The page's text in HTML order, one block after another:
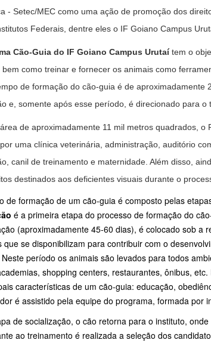
- Setec/MEC como uma ação de promoção dos
Federais, dentre eles o IF Goiano Campus
Cão-Guia do IF Goiano Campus Urutaítem o
bem como treinar e fornecer os animais como
de formação do cão-guia é de aproximadamente
e, somente após esse período, é direcionado para o
de aproximadamente 11 mil metros quadrados,
uma clínica veterinária, administração, auditório
canil de treinamento e maternidade. Além disso,
destinados aos deficientes visuais durante o
de formação de um cão-guia é composto pelas
é a primeira etapa do processo de formação do
(aproximadamente 45-60 dias), é colocado sob a
que se disponibilizam para contribuir com o
período os animais são levados para todos
shopping centers, restaurantes, ônibus,
características de um cão-guia: educação,
é assistido pela equipe do programa, formada por
de socialização, o cão retorna para o instituto, onde
ao treinamento é realizada a seleção dos